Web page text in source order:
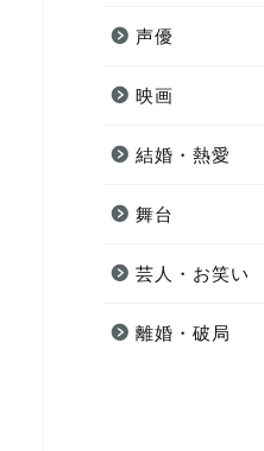
声優
映画
結婚・熱愛
舞台
芸人・お笑い
離婚・破局